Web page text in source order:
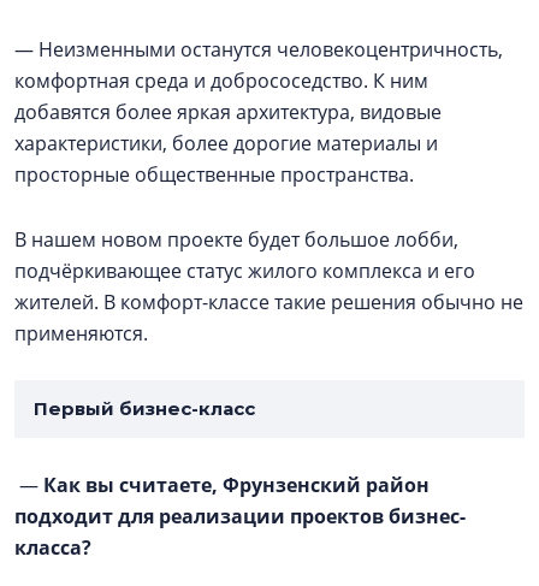
— Неизменными останутся человекоцентричность,
комфортная среда и добрососедство. К ним
добавятся более яркая архитектура, видовые
характеристики, более дорогие материалы и
просторные общественные пространства.
В нашем новом проекте будет большое лобби,
подчёркивающее статус жилого комплекса и его
жителей. В комфорт-классе такие решения обычно не
применяются.
Первый бизнес-класс
— Как вы считаете, Фрунзенский район
подходит для реализации проектов бизнес-
класса?